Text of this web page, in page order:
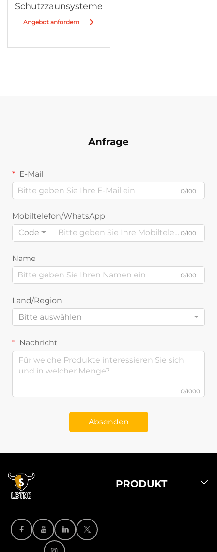
Schutzzaunsysteme
Angebot anfordern
Anfrage
E-Mail
0/100
Mobiltelefon/WhatsApp
Code
0/100
Name
0/100
Land/Region
Bitte auswählen
Nachricht
0/1000
Absenden
PRODUKT